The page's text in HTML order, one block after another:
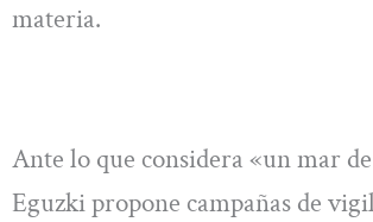
materia.
Ante lo que considera «un mar
Eguzki propone campañas de